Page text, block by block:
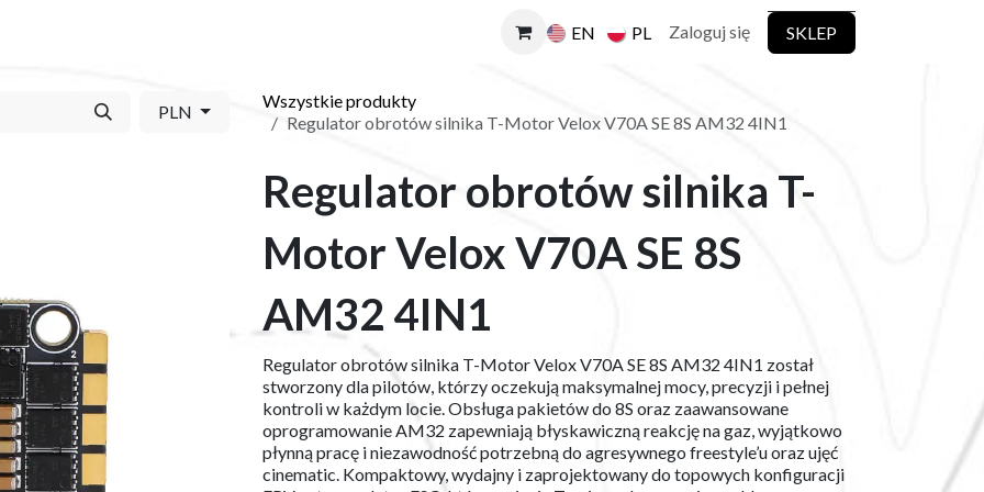
EN PL Zaloguj się SKLEP
PLN
Wszystkie produkty
Regulator obrotów silnika T-Motor Velox V70A SE 8S AM32 4IN1
Regulator obrotów silnika T-
Motor Velox V70A SE 8S
AM32 4IN1
Regulator obrotów silnika T-Motor Velox V70A SE 8S AM32 4IN1 został
stworzony dla pilotów, którzy oczekują maksymalnej mocy, precyzji i pełnej
kontroli w każdym locie. Obsługa pakietów do 8S oraz zaawansowane
oprogramowanie AM32 zapewniają błyskawiczną reakcję na gaz, wyjątkowo
płynną pracę i niezawodność potrzebną do agresywnego freestyle’u oraz ujęć
cinematic. Kompaktowy, wydajny i zaprojektowany do topowych konfiguracji